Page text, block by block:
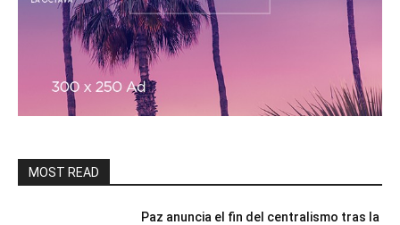
MOST READ
Paz anuncia el fin del centralismo tras la